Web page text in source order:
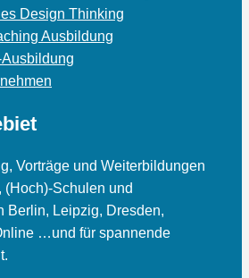
Design Thinking
Ausbildung
Vorträge und Weiterbildungen
(Hoch)-Schulen und
Berlin, Leipzig, Dresden,
…und für spannende